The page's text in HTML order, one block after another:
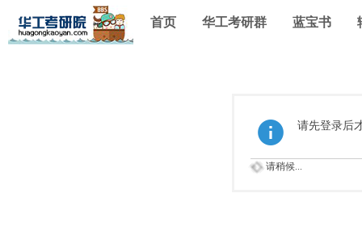
首页 华工考研群 蓝宝书
请先登录后
请稍候...